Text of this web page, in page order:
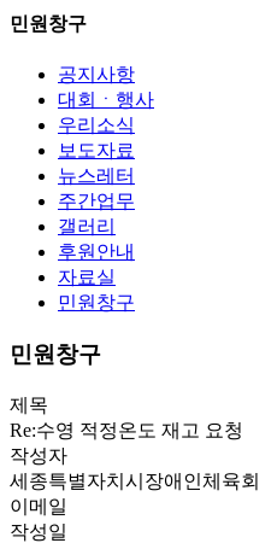
민원창구
공지사항
대회ㆍ행사
우리소식
보도자료
뉴스레터
주간업무
갤러리
후원안내
자료실
민원창구
민원창구
제목
Re:수영 적정온도 재고 요청
작성자
세종특별자치시장애인체육회
이메일
작성일